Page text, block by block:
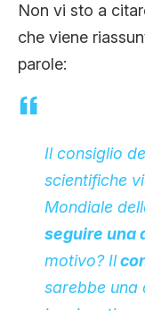
Non vi sto a
che viene
parole:
Il consiglio
scientifiche
Mondiale
seguire una
motivo? Il
sarebbe una